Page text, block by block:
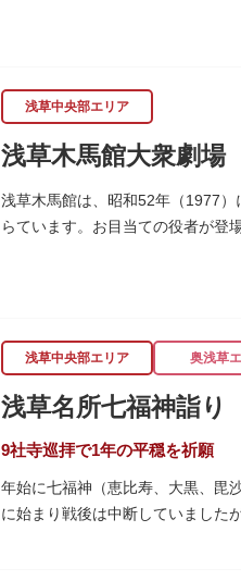
浅草中央部エリア
浅草木馬館大衆劇場
浅草木馬館は、昭和52年（1977
らています。お目当ての役者が登
浅草中央部エリア 奥浅草
浅草名所七福神詣り
9社寺巡拝で1年の平穏を祈願
年始に七福神（恵比寿、大黒、毘
に始まり戦後は中断していました